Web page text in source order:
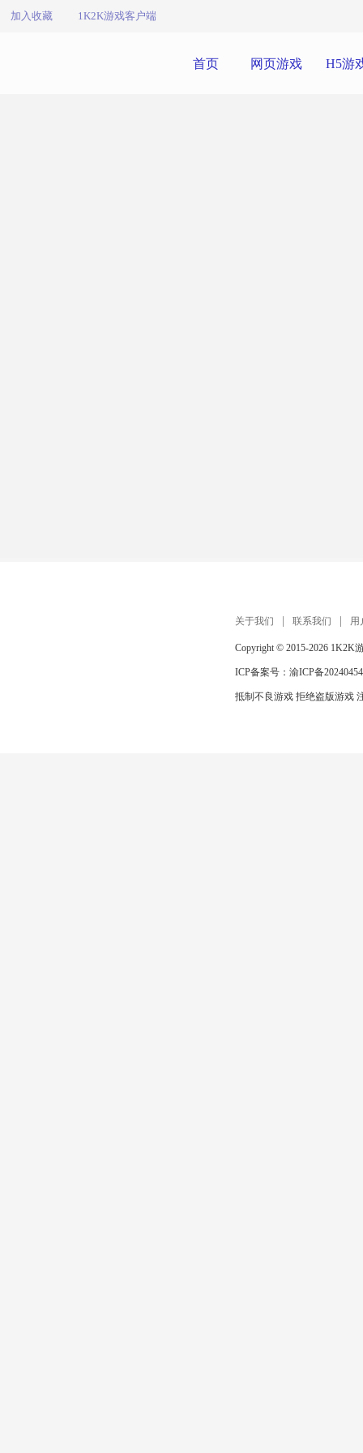
加入收藏 1K2K游戏客户端
首页 网页游戏 H5游
关于我们 联系我们 用
Copyright © 2015-2026 1K2K
ICP备案号： 渝ICP备
抵制不良游戏 拒绝盗版游戏